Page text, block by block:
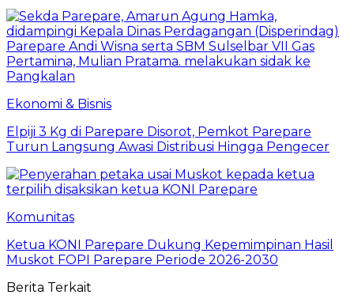
Ekonomi & Bisnis
Elpiji 3 Kg di Parepare Disorot, Pemkot Parepare
Turun Langsung Awasi Distribusi Hingga Pengecer
Komunitas
Ketua KONI Parepare Dukung Kepemimpinan Hasil
Muskot FOPI Parepare Periode 2026-2030
Berita Terkait